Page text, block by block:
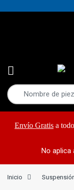
Envío Gratis a
No aplica
Inicio